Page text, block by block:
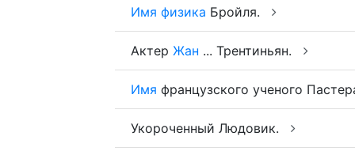
Имя физика Бройля.
Актер Жан ... Трентиньян.
Имя французского ученого
Укороченный Людовик.